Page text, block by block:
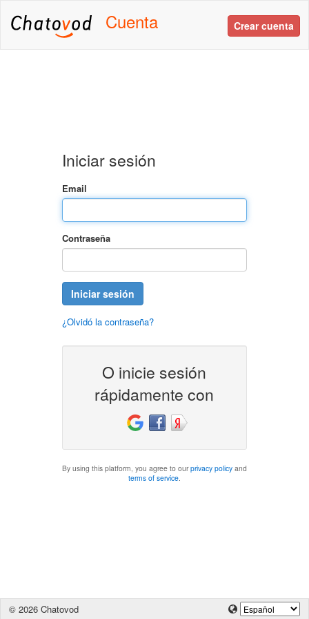
Cuenta Crear cuenta
Iniciar sesión
Email
Contraseña
Iniciar sesión
¿Olvidó la contraseña?
O inicie sesión
rápidamente con
By using this platform, you agree to ourprivacy policyand
terms of service.
© 2026 Chatovod